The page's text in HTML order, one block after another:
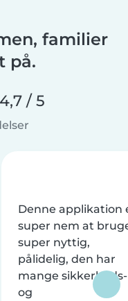
familier
på.
4,7 / 5
Denne applikation
super nem at
super nyttig,
pålidelig, den har
mange sikkerheds-
og